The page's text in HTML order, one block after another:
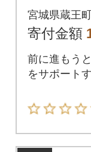
301-0532
宮城県蔵王
寄付金額
前に進もう
をサポート